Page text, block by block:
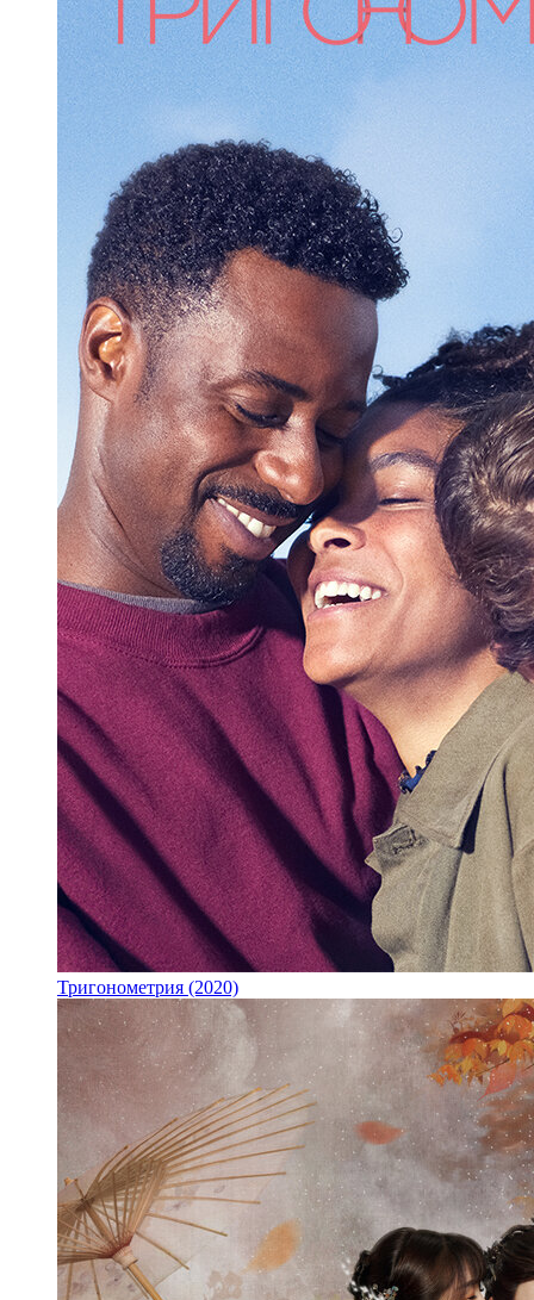
Тригонометрия (2020)